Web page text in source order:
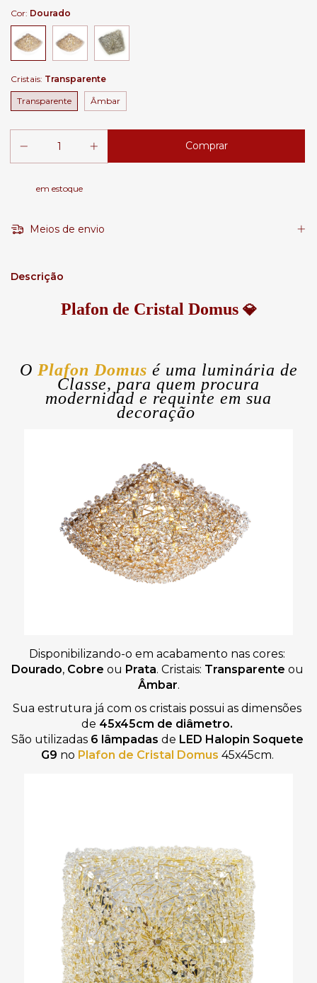
Cor: Dourado
Cristais: Transparente
Transparente Âmbar
em estoque
Meios de envio
Descrição
Plafon de Cristal Domus 💎
O Plafon Domus é uma luminária de
Classe, para quem procura
modernidad e requinte em sua
decoração
Dourado, Cobre ou Prata. Cristais: Transparente
Âmbar.
Sua estrutura já com os cristais possui as dimensões
de 45x45cm de diâmetro.
São utilizadas 6 lâmpadas de LED Halopin Soquete
G9 no Plafon de Cristal Domus 45x45cm.